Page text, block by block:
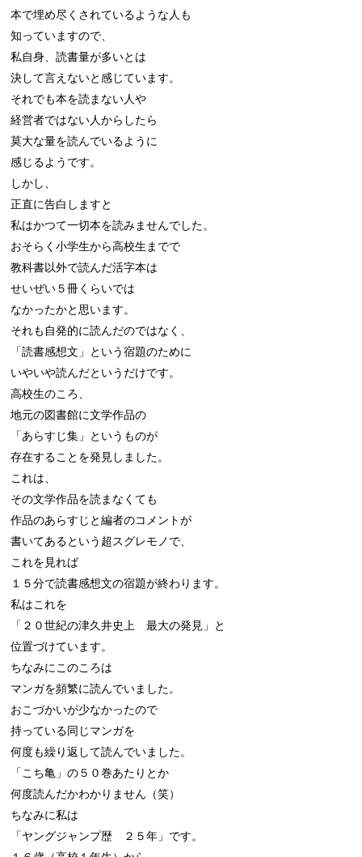
本で埋め尽くされているような人も
知っていますので、
私自身、読書量が多いとは
決して言えないと感じています。
それでも本を読まない人や
経営者ではない人からしたら
莫大な量を読んでいるように
感じるようです。
しかし、
正直に告白しますと
私はかつて一切本を読みませんでした。
おそらく小学生から高校生までで
教科書以外で読んだ活字本は
せいぜい５冊くらいでは
なかったかと思います。
それも自発的に読んだのではなく、
「読書感想文」という宿題のために
いやいや読んだというだけです。
高校生のころ、
地元の図書館に文学作品の
「あらすじ集」というものが
存在することを発見しました。
これは、
その文学作品を読まなくても
作品のあらすじと編者のコメントが
書いてあるという超スグレモノで、
これを見れば
１５分で読書感想文の宿題が終わります。
私はこれを
「２０世紀の津久井史上　最大の発見」と
位置づけています。
ちなみにこのころは
マンガを頻繁に読んでいました。
おこづかいが少なかったので
持っている同じマンガを
何度も繰り返して読んでいました。
「こち亀」の５０巻あたりとか
何度読んだかわかりません（笑）
ちなみに私は
「ヤングジャンプ歴　２５年」です。